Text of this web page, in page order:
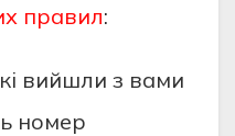
правил:
вийшли з вами
номер